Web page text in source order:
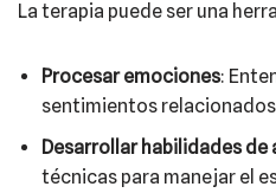
La terapia puede ser una
Procesar emociones:
sentimientos
Desarrollar habilidades
técnicas para manejar el